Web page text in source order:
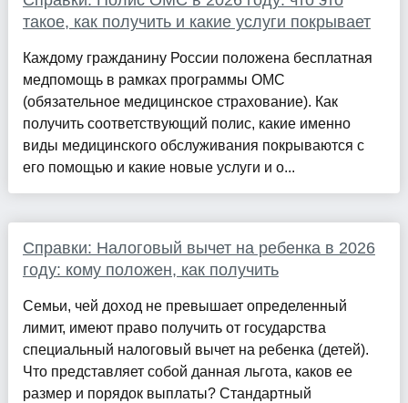
такое, как получить и какие услуги покрывает
Каждому гражданину России положена бесплатная
медпомощь в рамках программы ОМС
(обязательное медицинское страхование). Как
получить соответствующий полис, какие именно
виды медицинского обслуживания покрываются с
его помощью и какие новые услуги и о...
Справки: Налоговый вычет на ребенка в 2026
году: кому положен, как получить
Семьи, чей доход не превышает определенный
лимит, имеют право получить от государства
специальный налоговый вычет на ребенка (детей).
Что представляет собой данная льгота, каков ее
размер и порядок выплаты? Стандартный